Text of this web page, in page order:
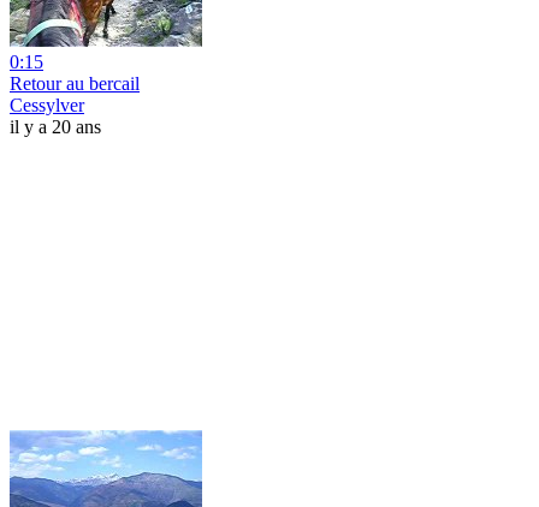
0:15
Retour au bercail
Cessylver
il y a 20 ans